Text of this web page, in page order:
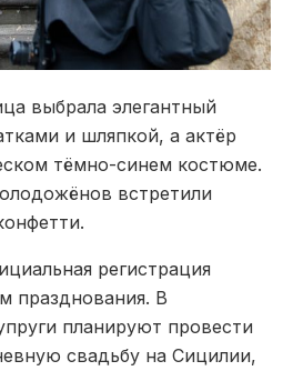
выбрала элегантный
и шляпкой, а актёр
тёмно-синем костюме.
встретили
регистрация
празднования. В
планируют провести
свадьбу на Сицилии,